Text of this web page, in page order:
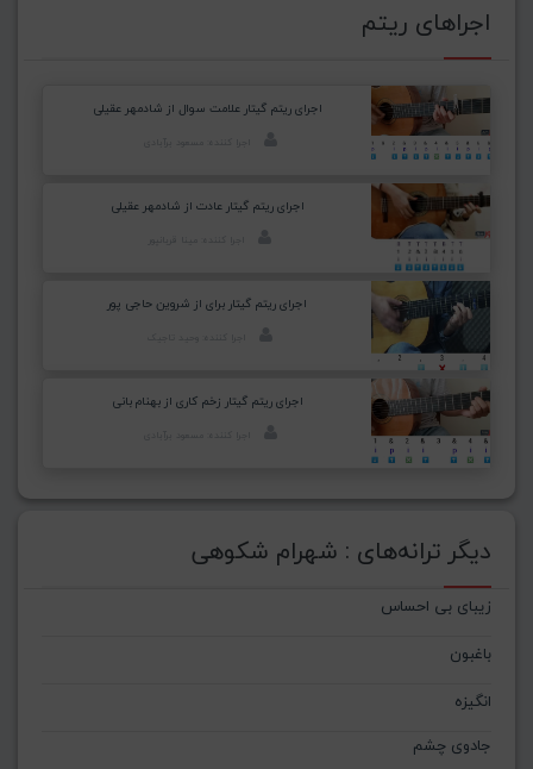
اجراهای ریتم
اجرای ریتم گیتار علامت سوال از شادمهر عقیلی
اجرای ریتم گیتار عادت از شادمهر عقیلی
اجرای ریتم گیتار برای از شروین حاجی پور
اجرای ریتم گیتار زخم کاری از بهنام بانی
دیگر ترانه‌های : شهرام شکوهی
زیبای بی احساس
باغبون
انگیزه
جادوی چشم